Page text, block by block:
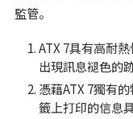
監管。
ATX 7具有高耐
出現訊息褪色的
憑藉ATX 7獨有
籤上打印的信息